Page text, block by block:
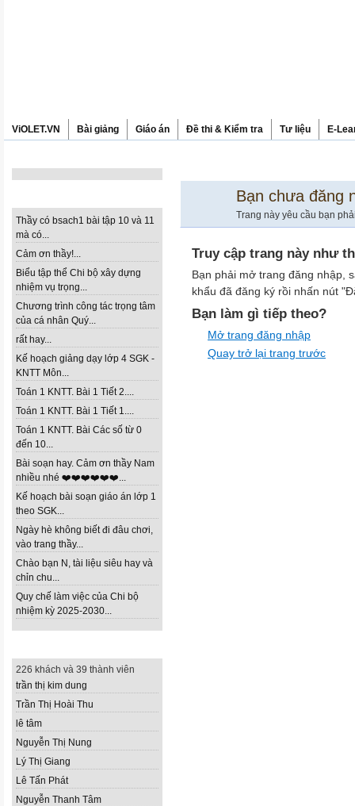
ViOLET.VN Bài giảng Giáo án Đề thi & Kiểm tra Tư liệu E-
Thầy có bsach1 bài tập 10 và 11
mà có...
Cảm ơn thầy!...
Biểu tập thể Chi bộ xây dựng
nhiệm vụ trọng...
Chương trình công tác trọng tâm
của cá nhân Quý...
rất hay...
Kế hoạch giảng dạy lớp 4 SGK -
KNTT Môn...
Toán 1 KNTT. Bài 1 Tiết 2....
Toán 1 KNTT. Bài 1 Tiết 1....
Toán 1 KNTT. Bài Các số từ 0
đến 10...
Bài soạn hay. Cảm ơn thầy Nam
nhiều nhé ❤️❤️❤️❤️❤️❤️...
Kế hoạch bài soạn giáo án lớp 1
theo SGK...
Ngày hè không biết đi đâu chơi,
vào trang thầy...
Chào bạn N, tài liệu siêu hay và
chỉn chu...
Quy chế làm việc của Chi bộ
nhiệm kỳ 2025-2030...
226 khách và 39 thành viên
trần thị kim dung
Trần Thị Hoài Thu
lê tâm
Nguyễn Thị Nung
Lý Thị Giang
Lê Tấn Phát
Nguyễn Thanh Tâm
Bạn chưa đăng
Trang này yêu cầu bạn
Truy cập trang này như
Bạn phải mở trang đăng nhập,
khẩu đã đăng ký rồi nhấn nút
Bạn làm gì tiếp theo?
Mở trang đăng nhập
Quay trở lại trang trước